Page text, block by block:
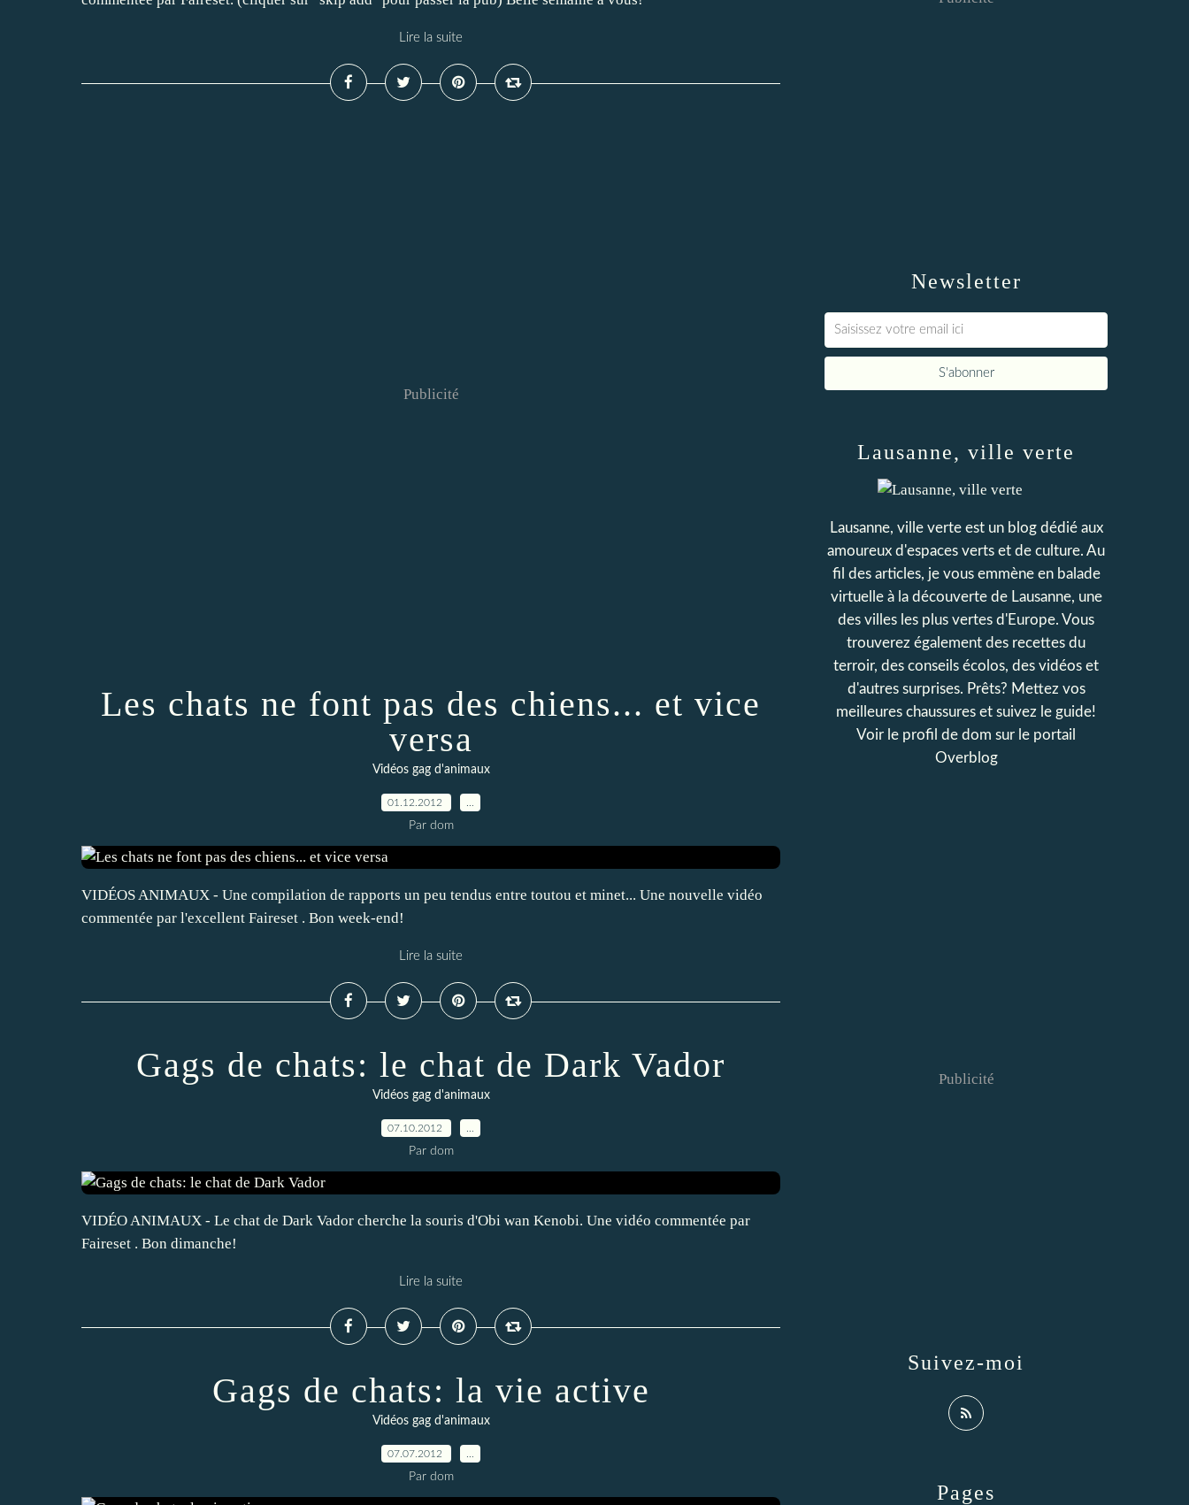
Lire la suite
Publicité
Les chats ne font pas des chiens... et vice
versa
Vidéos gag d'animaux
01.12.2012
Par dom
VIDÉOS ANIMAUX - Une compilation de rapports un peu tendus entre toutou et minet... Une nouvelle vidéo
commentée par l'excellent Faireset . Bon week-end!
Lire la suite
Gags de chats: le chat de Dark Vador
Vidéos gag d'animaux
07.10.2012
Par dom
VIDÉO ANIMAUX - Le chat de Dark Vador cherche la souris d'Obi wan Kenobi. Une vidéo commentée par
Faireset . Bon dimanche!
Lire la suite
Gags de chats: la vie active
Vidéos gag d'animaux
07.07.2012
Par dom
Newsletter
Pages
Lausanne, ville verte
Lausanne, ville verte est un blog dédié aux
amoureux d'espaces verts et de culture. Au
fil des articles, je vous emmène en balade
virtuelle à la découverte de Lausanne, une
des villes les plus vertes d'Europe. Vous
trouverez également des recettes du
terroir, des conseils écolos, des vidéos et
d'autres surprises. Prêts? Mettez vos
meilleures chaussures et suivez le guide!
Voir le profil de dom sur le portail
Overblog
Suivez-moi
Publicité